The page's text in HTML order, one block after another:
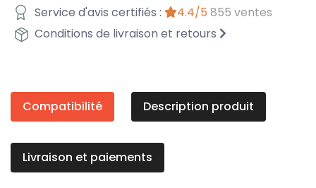
Service d'avis certifiés :
4.4/5 855 ventes
Conditions de livraison et retours
Compatibilité Description produit
Livraison et paiements